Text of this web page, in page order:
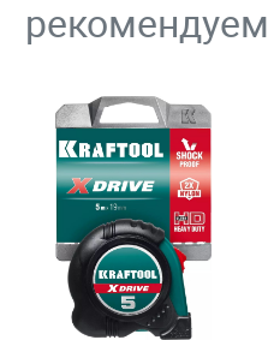
рекомендуем